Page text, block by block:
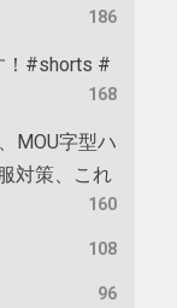
186
！#shorts #
168
MOU字型ハ
対策、これ
160
108
96